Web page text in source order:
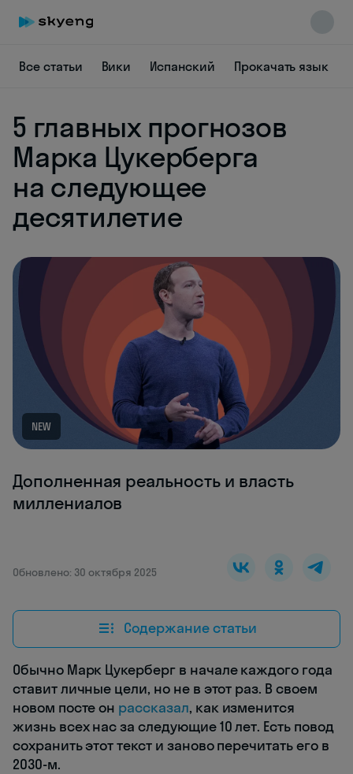
Все статьи Вики Испанский Прокачать язык
5 главных прогнозов
Марка Цукерберга
на следующее
десятилетие
NEW
Дополненная реальность и власть
миллениалов
Обновлено: 30 октября 2025
Содержание статьи
Обычно Марк Цукерберг в начале каждого года
ставит личные цели, но не в этот раз. В своем
новом посте он рассказал, как изменится
жизнь всех нас за следующие 10 лет. Есть повод
сохранить этот текст и заново перечитать его в
2030-м.
Skyeng Chat
online